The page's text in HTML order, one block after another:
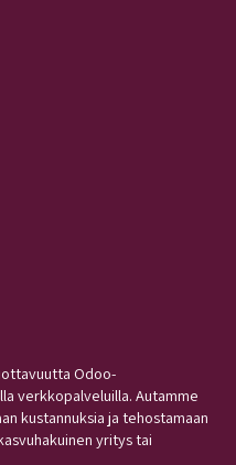
Odoo-
verkkopalveluilla. Autamme
kustannuksia ja tehostamaan
yritys tai